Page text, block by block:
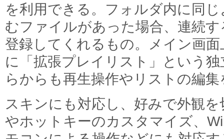
を利用できる。フォルダ内に同
むファイルがあった場合、連続
登録してくれるもの。メイン画
に「拡張プレイリスト」という
らからも再生操作やリストの編
スキンにも対応し、好みで外観
やホットキーのカスタマイズ、